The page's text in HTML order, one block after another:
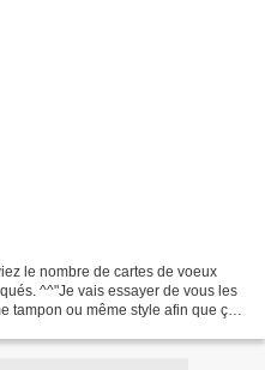
le nombre de cartes de voeux
^^"Je vais essayer de vous les
tampon ou même style afin que ça